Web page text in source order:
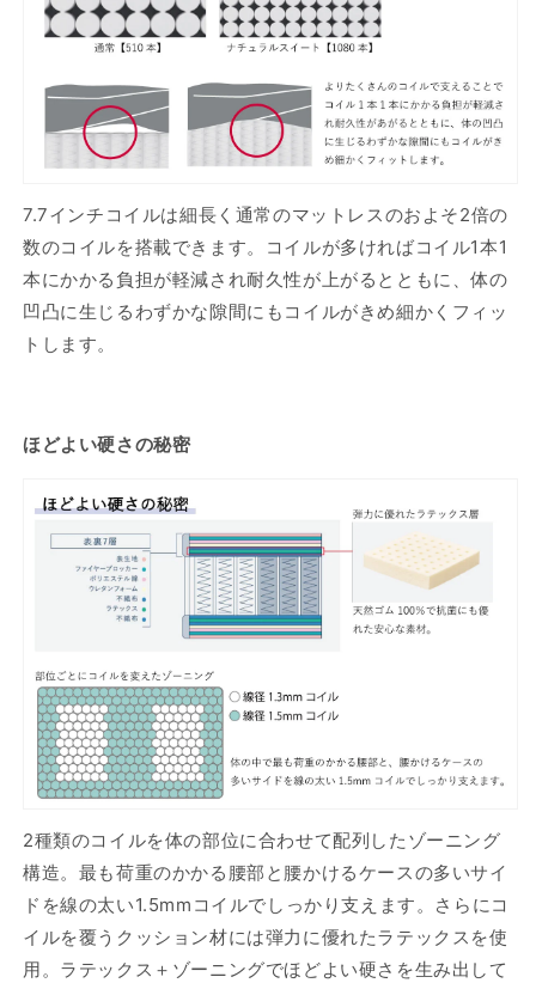
7.7インチコイルは細長く通常のマットレスのおよそ2倍の
数のコイルを搭載できます。コイルが多ければコイル1本1
本にかかる負担が軽減され耐久性が上がるとともに、体の
凹凸に生じるわずかな隙間にもコイルがきめ細かくフィッ
トします。
ほどよい硬さの秘密
2種類のコイルを体の部位に合わせて配列したゾーニング
構造。最も荷重のかかる腰部と腰かけるケースの多いサイ
ドを線の太い1.5mmコイルでしっかり支えます。さらにコ
イルを覆うクッション材には弾力に優れたラテックスを使
用。ラテックス＋ゾーニングでほどよい硬さを生み出して